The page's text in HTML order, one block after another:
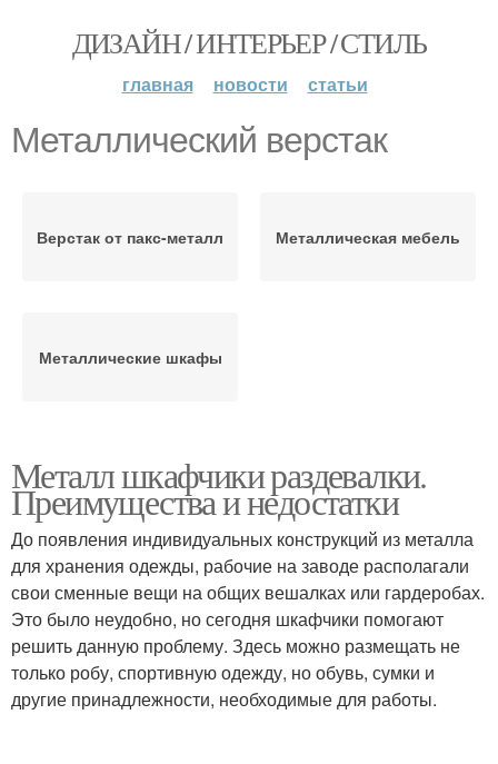
ДИЗАЙН / ИНТЕРЬЕР / СТИЛЬ
главная новости статьи
Металлический верстак
Верстак от пакс-металл Металлическая мебель
Металлические шкафы
Металл шкафчики раздевалки.
Преимущества и недостатки
До появления индивидуальных конструкций из металла
для хранения одежды, рабочие на заводе располагали
свои сменные вещи на общих вешалках или гардеробах.
Это было неудобно, но сегодня шкафчики помогают
решить данную проблему. Здесь можно размещать не
только робу, спортивную одежду, но обувь, сумки и
другие принадлежности, необходимые для работы.